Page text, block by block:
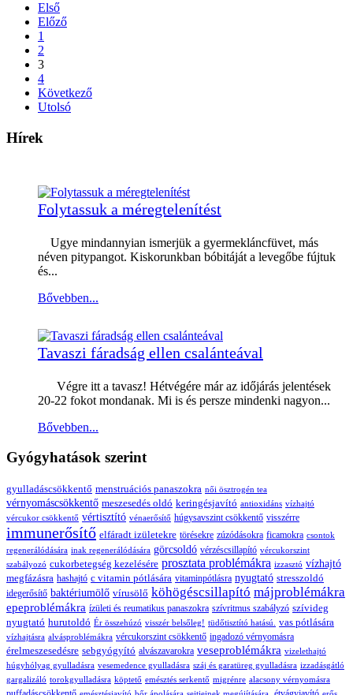
Első
Előző
1
2
3
4
Következő
Utolsó
Hírek
Folytassuk a méregtelenítést
Ugye mindannyian ismerjük a gyermekláncfüvet, más
néven pitypangot. Kiskorunkban bóbitáját a levegőbe fújtuk
és...
Bővebben...
Tavaszi fáradság ellen csalánteával
Végre itt a tavasz! Hétvégére már az időjárás jelentések
20-22 fokot mondanak. Mi is és persze mindenki nagyon...
Bővebben...
Gyógyhatások szerint
gyulladáscsökkentő menstruációs panaszokra női ösztrogén tea
vérnyomáscsökkentő meszesedés oldó keringésjavító antioxidáns vízhajtó
vércukor csökkentő vértisztító vénaerősítő húgysavszint csökkentő visszérre
immunerősítő elfáradt izületekre törésekre zúzódásokra ficamokra csontok
regenerálódására inak regenerálódására görcsoldó vérzéscsillapító vércukorszint
szabályozó cukorbetegség kezelésére prosztata problémákra izzasztó vízhajtó
megfázásra hashajtó c vitamin pótlására vitaminpótlásra nyugtató stresszoldó
idegerősítő baktériumölő vírusölő köhögéscsillapító májproblémákra
epeproblémákra ízületi és reumatikus panaszokra szívritmus szabályzó szívideg
nyugtató hurutoldó Ér összehúzó visszér belsőleg! tüdőtisztító hatású. vas pótlására
vízhajtásra alvásproblémákra vércukorszint csökkentő ingadozó vérnyomásra
érelmeszesedésre sebgyógyító alvászavarokra veseproblémákra vizelethajtó
húgyhólyag gyulladásra vesemedence gyulladásra száj és garatüreg gyulladásra izzadásgátló
gargalizáló torokgyulladásra köptető emésztés serkentő migrénre alacsony vérnyomásra